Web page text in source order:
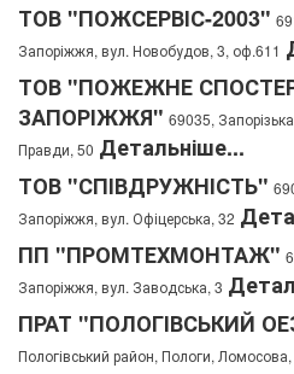
ТОВ "ПОЖСЕРВІС-2003"
Запоріжжя, вул. Новобудов, 3, оф.611
ТОВ "ПОЖЕЖНЕ
ЗАПОРІЖЖЯ" 69035,
Правди, 50 Детальніше...
ТОВ "СПІВДРУЖНІСТЬ"
Запоріжжя, вул. Офіцерська, 32
ПП "ПРОМТЕХМОНТАЖ"
Запоріжжя, вул. Заводська, 3
ПРАТ "ПОЛОГІВСЬКИЙ
Пологівський район, Пологи,